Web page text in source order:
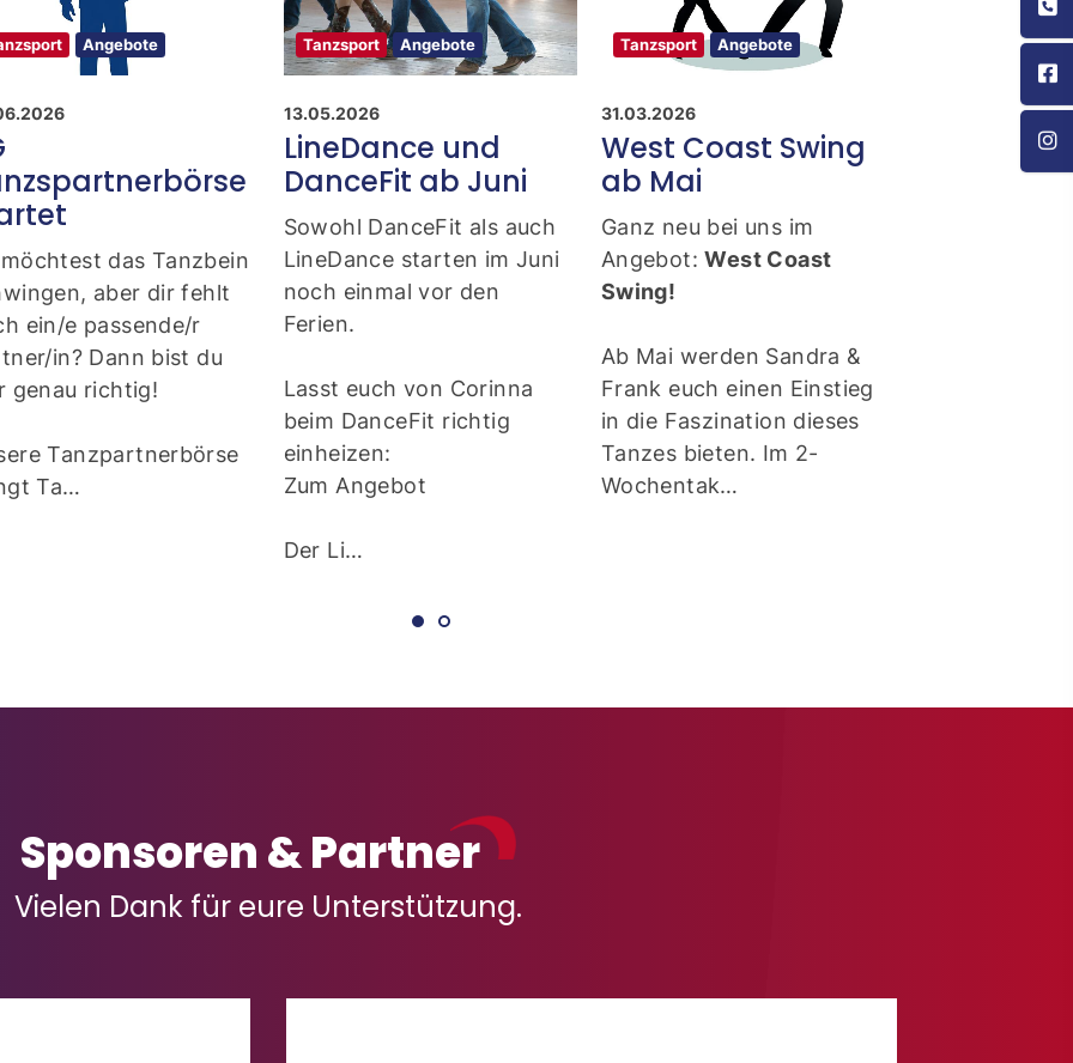
Angebote
das Tanzbein
aber dir fehlt
ein/e passende/r
in? Dann bist du
genau richtig!
Tanzpartnerbörse
Ta…
Tanzsport Angebote
13.05.2026
LineDance und
DanceFit ab Juni
Sowohl DanceFit als auch
LineDance starten im Juni
noch einmal vor den Ferien.
beim DanceFit richtig
einheizen:
Zum Angebot
Tanzsport Angebote
31.03.2026
West Coast Swing
ab Mai
Ganz neu bei uns im
Angebot:West Coast
Swing!
Ab Mai werden Sandra &
Frank euch einen Einstieg
in die Faszination dieses
Tanzes bieten. Im 2-
Wochentak…
Neue
Sponsoren & Partner
Vielen Dank für eure Unterstützung.